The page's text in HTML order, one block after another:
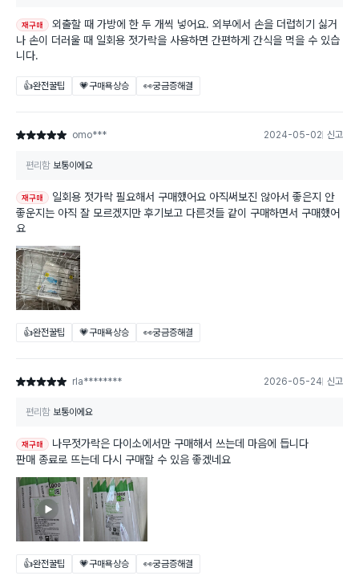
재구매
외출할 때 가방에 한 두 개씩 넣어요. 외부에서 손을 더럽히기 싫거
나 손이 더러울 때 일회용 젓가락을 사용하면 간편하게 간식을 먹을 수 있습
니다.
👍완전꿀팁 💗구매욕상승 👀궁금증해결
별점 5점 omo*** 2024-05-02 신고
편리함 보통이에요
재구매
일회용 젓가락 필요해서 구매했어요 아직써보진 않아서 좋은지 안
좋운지는 아직 잘 모르겠지만 후기보고 다른것들 같이 구매하면서 구매했어
요
👍완전꿀팁 💗구매욕상승 👀궁금증해결
별점 5점 rla******** 2026-05-24 신고
편리함 보통이에요
재구매
나무젓가락은 다이소에서만 구매해서 쓰는데 마음에 듭니다
판매 종료로 뜨는데 다시 구매할 수 있음 좋겠네요
👍완전꿀팁 💗구매욕상승 👀궁금증해결